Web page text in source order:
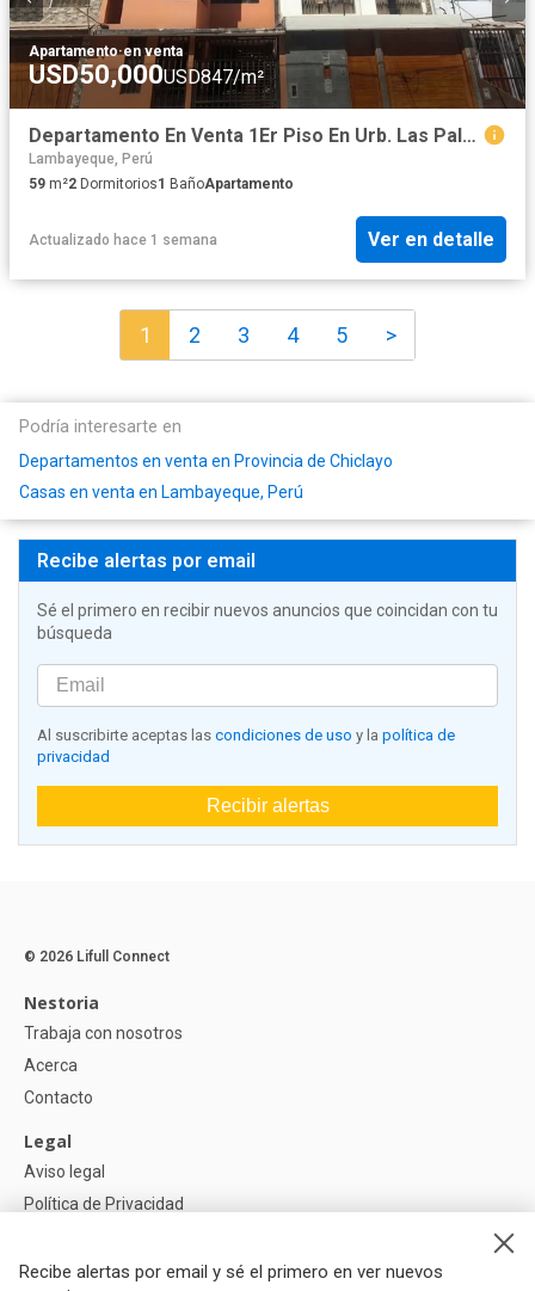
Apartamento·en venta
USD50,000USD847/m²
Departamento En Venta 1Er Piso En Urb. Las Palmas
Lambayeque, Perú
59 m²2 Dormitorios1 BañoApartamento
Actualizado hace 1 semana Ver en detalle
1 2 3 4 5 >
Podría interesarte en
Departamentos en venta en Provincia de Chiclayo
Casas en venta en Lambayeque, Perú
Recibe alertas por email
Sé el primero en recibir nuevos anuncios que coincidan con tu
búsqueda
Al suscribirte aceptas las condiciones de uso y la política de
privacidad
Recibir alertas
Recibe alertas por email y sé el primero en ver nuevos
© 2026 Lifull Connect
Nestoria
Trabaja con nosotros
Acerca
Contacto
Legal
Aviso legal
Política de Privacidad
Ayuda